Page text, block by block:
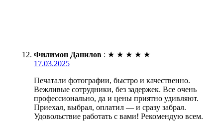
Филимон Данилов : ★ ★ ★ ★ ★
17.03.2025
Печатали фотографии, быстро и качественно.
Вежливые сотрудники, без задержек. Все очень
профессионально, да и цены приятно удивляют.
Приехал, выбрал, оплатил — и сразу забрал.
Удовольствие работать с вами! Рекомендую всем.